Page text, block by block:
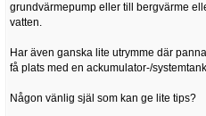
grundvärmepump eller till bergvärme
vatten.
Har även ganska lite utrymme där
få plats med en ackumulator-/
Någon vänlig själ som kan ge lite tips?